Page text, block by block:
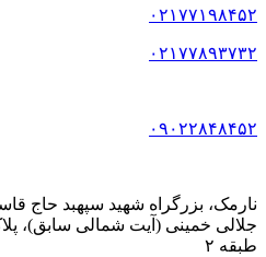
۰۲۱۷۷۱۹۸۴۵۲
۰۲۱۷۷۸۹۳۷۳۲
۰۹۰۲۲۸۴۸۴۵۲
نارمک، بزرگراه شهید سپهبد حاج
طبقه ۲